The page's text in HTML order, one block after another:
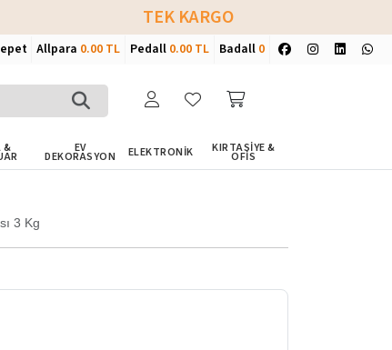
TEK KARGO
Allpara 0.00 TL Pedall 0.00 TL Badall 0
& EV
DEKORASYON ELEKTRONİK KIRTASİYE &
OFİS
3 Kg